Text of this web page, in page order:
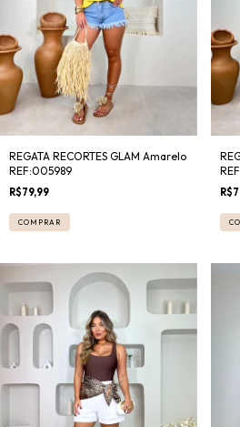
REGATA RECORTES GLAM Amarelo
REF:005989
R$79,99
COMPRAR